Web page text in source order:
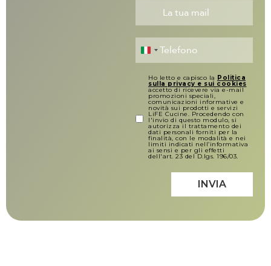
Italy +39
Ho letto e capisco la Politica
sulla privacy e sui cookies
accetto di ricevere via e-mail
promozioni speciali,
comunicazioni informative e
novità sui prodotti e servizi
LiFE Cucine. Procedendo con
l'invio di questo modulo, si
autorizza il trattamento dei
dati personali forniti per la
finalità, con le modalità e nei
limiti indicati nell’informativa
ai sensi e per gli effetti
dell'art. 23 del D.lgs. 196/03.
INVIA